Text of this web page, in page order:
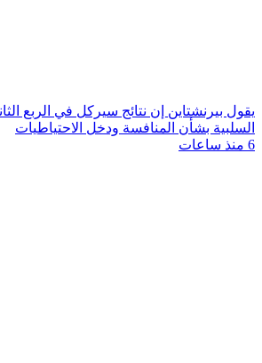
يقول بيرنشتاين إن نتائج سيركل في الربع
السلبية بشأن المنافسة ودخل الاحتياطيات
6 منذ ساعات